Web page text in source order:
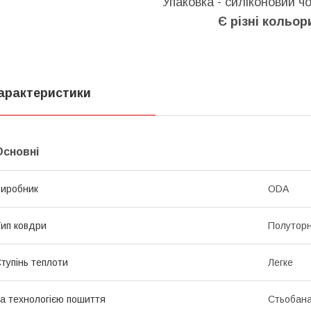
Є різні
ODA
ковдри
теплоти Легке
технологією пошиття